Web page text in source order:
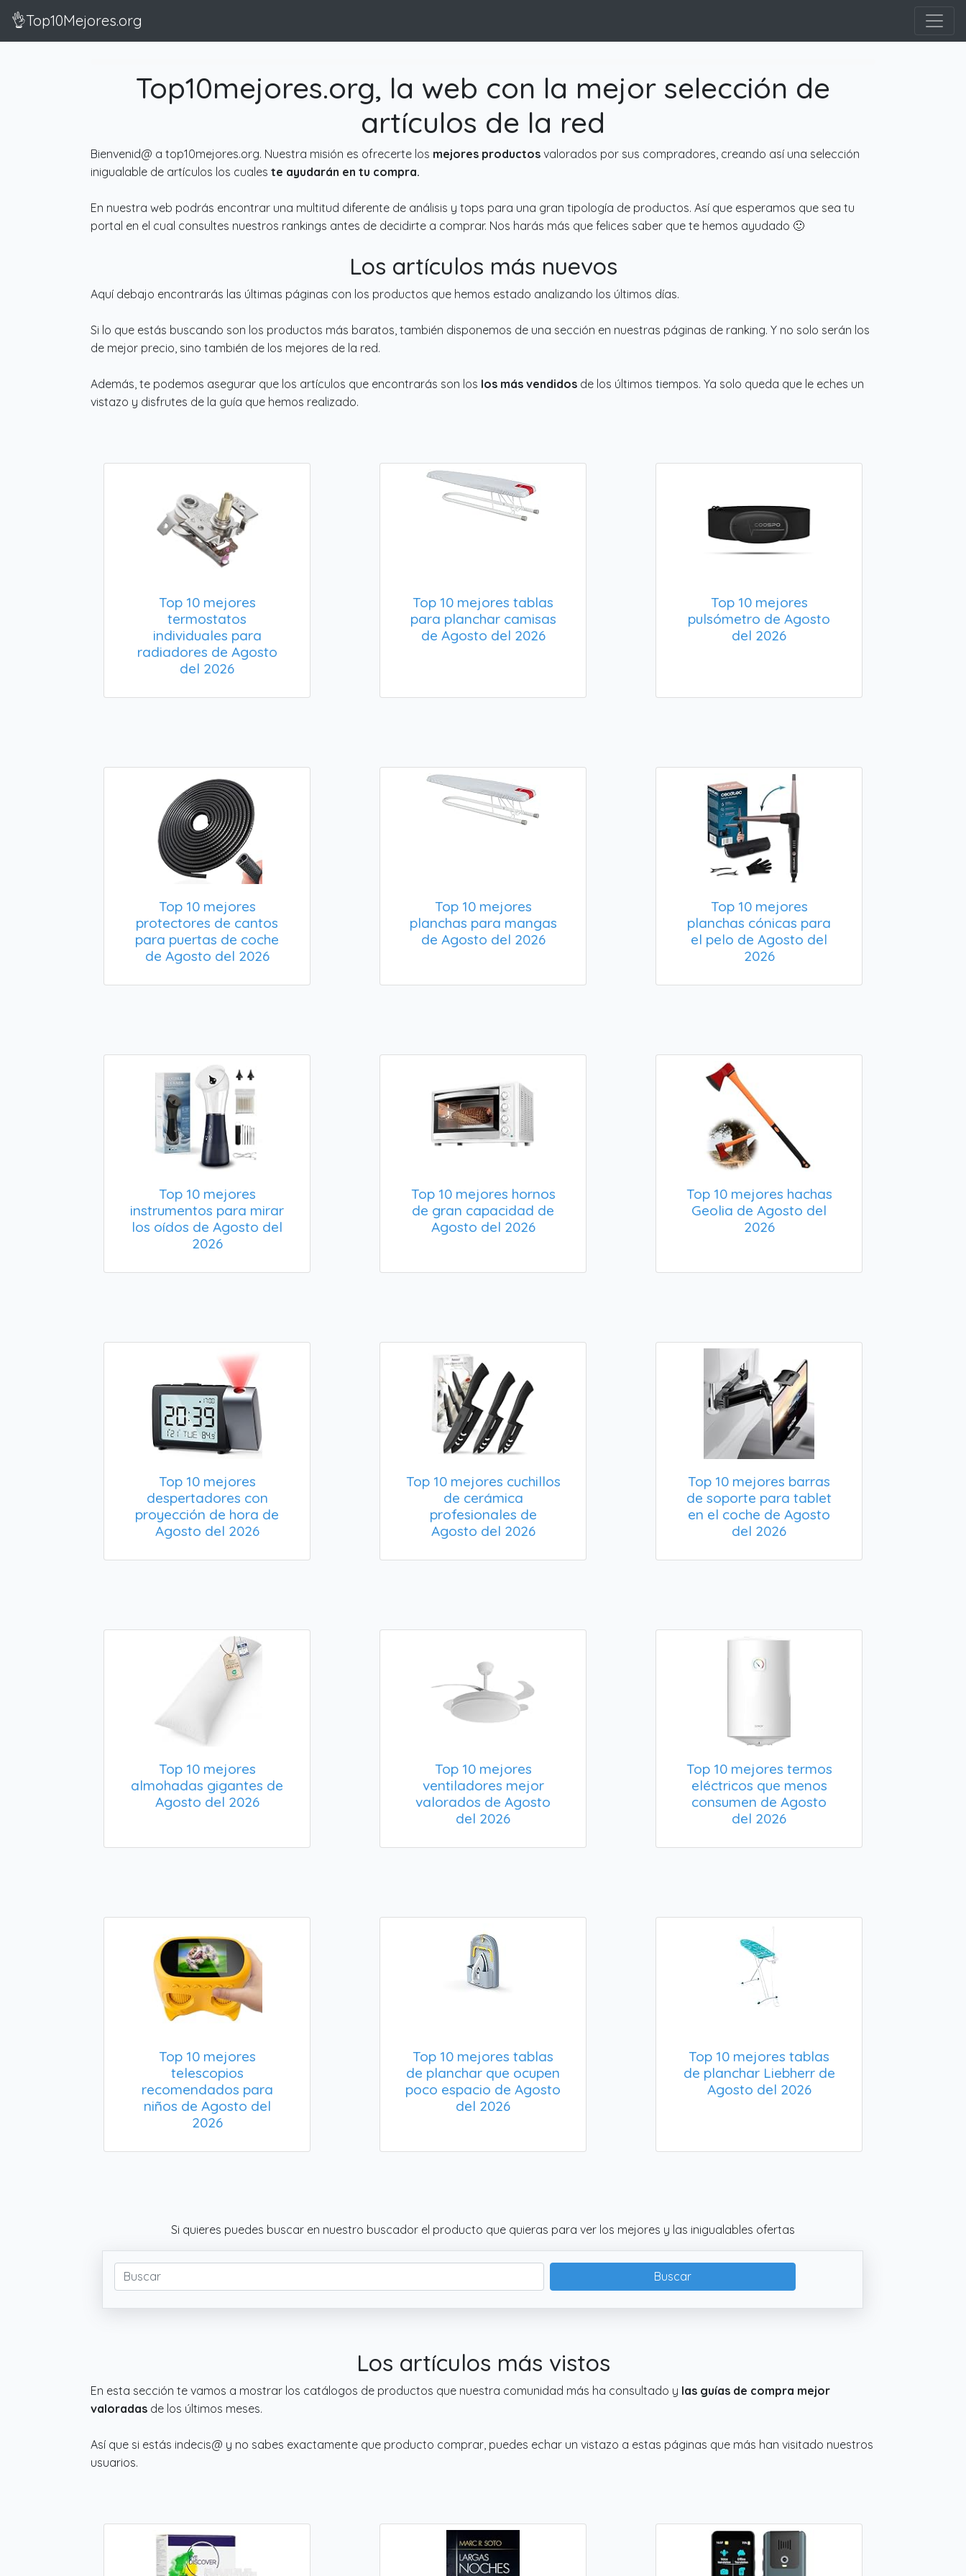
👌Top10Mejores.org
Top10mejores.org, la web con la mejor selección de
artículos de la red
Bienvenid@ a top10mejores.org. Nuestra misión es ofrecerte los mejores productos valorados por sus compradores, creando así una selección
inigualable de artículos los cuales te ayudarán en tu compra.
En nuestra web podrás encontrar una multitud diferente de análisis y tops para una gran tipología de productos. Así que esperamos que sea tu
portal en el cual consultes nuestros rankings antes de decidirte a comprar. Nos harás más que felices saber que te hemos ayudado 🙂
Los artículos más nuevos
Aquí debajo encontrarás las últimas páginas con los productos que hemos estado analizando los últimos días.
Si lo que estás buscando son los productos más baratos, también disponemos de una sección en nuestras páginas de ranking. Y no solo serán los
de mejor precio, sino también de los mejores de la red.
Además, te podemos asegurar que los artículos que encontrarás son los los más vendidos de los últimos tiempos. Ya solo queda que le eches un
vistazo y disfrutes de la guía que hemos realizado.
Top 10 mejores
termostatos
individuales para
radiadores de Agosto
del 2026
Top 10 mejores tablas
para planchar camisas
de Agosto del 2026
Top 10 mejores
pulsómetro de Agosto
del 2026
Top 10 mejores
protectores de cantos
para puertas de coche
de Agosto del 2026
Top 10 mejores
planchas para mangas
de Agosto del 2026
Top 10 mejores
planchas cónicas para
el pelo de Agosto del
2026
Top 10 mejores
instrumentos para mirar
los oídos de Agosto del
2026
Top 10 mejores hornos
de gran capacidad de
Agosto del 2026
Top 10 mejores hachas
Geolia de Agosto del
2026
Top 10 mejores
despertadores con
proyección de hora de
Agosto del 2026
Top 10 mejores cuchillos
de cerámica
profesionales de
Agosto del 2026
Top 10 mejores barras
de soporte para tablet
en el coche de Agosto
del 2026
Top 10 mejores
almohadas gigantes de
Agosto del 2026
Top 10 mejores
ventiladores mejor
valorados de Agosto
del 2026
Top 10 mejores termos
eléctricos que menos
consumen de Agosto
del 2026
Top 10 mejores
telescopios
recomendados para
niños de Agosto del
2026
Top 10 mejores tablas
de planchar que ocupen
poco espacio de Agosto
del 2026
Top 10 mejores tablas
de planchar Liebherr de
Agosto del 2026
Si quieres puedes buscar en nuestro buscador el producto que quieras para ver los mejores y las inigualables ofertas
Buscar
Los artículos más vistos
En esta sección te vamos a mostrar los catálogos de productos que nuestra comunidad más ha consultado y las guías de compra mejor
valoradas de los últimos meses.
Así que si estás indecis@ y no sabes exactamente que producto comprar, puedes echar un vistazo a estas páginas que más han visitado nuestros
usuarios.